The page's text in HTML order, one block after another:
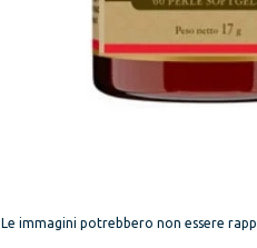
Le immagini potrebbero non essere